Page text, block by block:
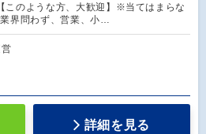
このような方、大歓迎】※当てはまらな
業界問わず、営業、小…
詳細を見る